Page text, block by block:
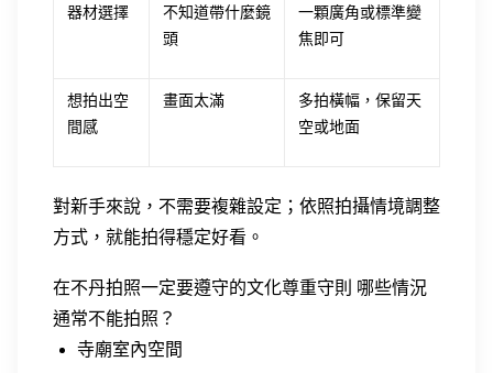
器材選擇
不知道帶什麼鏡
頭
一顆廣角或標準變
焦即可
想拍出空
間感
畫面太滿
多拍橫幅，保留天
空或地面
對新手來說，不需要複雜設定；依照拍攝情境調整
方式，就能拍得穩定好看。
在不丹拍照一定要遵守的文化尊重守則 哪些情況
通常不能拍照？
寺廟室內空間